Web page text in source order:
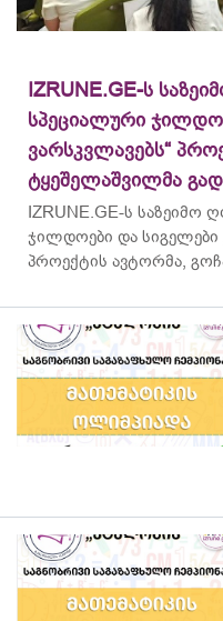
IZRUNE.GE-ს
სპეციალური
ვარსკვლავებს“
ტყეშელაშვილმა
IZRUNE.GE-ს საზეიმო
ჯილდოები და სიგელები
პროექტის ავტორმა,